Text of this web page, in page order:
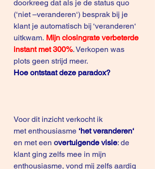
doorkreeg dat als je de status quo
(‘niet –veranderen‘) besprak bij je
klant je automatisch bij ‘veranderen‘
uitkwam. Mijn closingrate verbeterde
instant met 300%. Verkopen was
plots geen strijd meer.
Hoe ontstaat deze paradox?
Voor dit inzicht verkocht ik
met enthousiasme ‘het veranderen‘
en met een overtuigende visie: de
klant ging zelfs mee in mijn
enthousiasme, vond mij zelfs aardig